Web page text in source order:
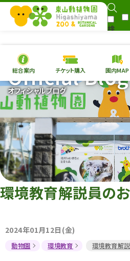
検
総合案内 チケット購入 園内MAP
オフィシャルブログ
Official Blog
環境教育解説員の
2024年01月12日(金)
動物園 環境教育 環境教育解